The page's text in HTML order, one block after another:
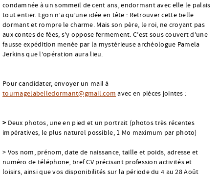
condamnée à un sommeil de cent ans, endormant avec elle le palais
tout entier. Egon n’a qu’une idée en tête : Retrouver cette belle
dormant et rompre le charme. Mais son père, le roi, ne croyant pas
aux contes de fées, s’y oppose fermement. C’est sous couvert d’une
fausse expédition menée par la mystérieuse archéologue Pamela
Jerkins que l’opération aura lieu.
Pour candidater, envoyer un mail à
tournagelabelledormant@gmail.com avec en pièces jointes :
> Deux photos, une en pied et un portrait (photos très récentes
impératives, le plus naturel possible, 1 Mo maximum par photo)
> Vos nom, prénom, date de naissance, taille et poids, adresse et
numéro de téléphone, bref CV précisant profession activités et
loisirs, ainsi que vos disponibilités sur la période du 4 au 28 Août